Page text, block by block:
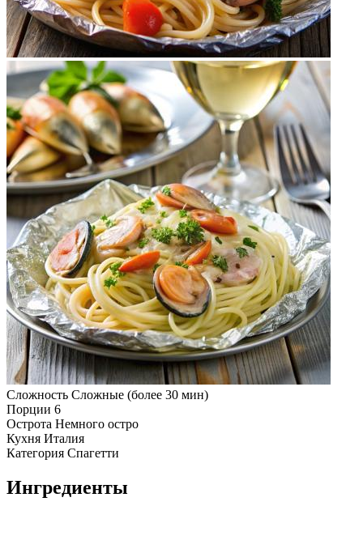
Сложность Сложные (более 30 мин)
Порции 6
Острота Немного остро
Кухня Италия
Категория Спагетти
Ингредиенты